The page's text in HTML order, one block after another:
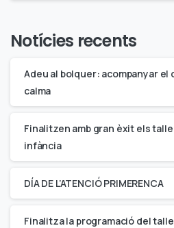
Notícies recents
Adeu al bolquer: acompanyar el
calma
Finalitzen amb gran èxit els
infància
DÍA DE L’ATENCIÓ PRIMERENCA
Finalitza la programació del